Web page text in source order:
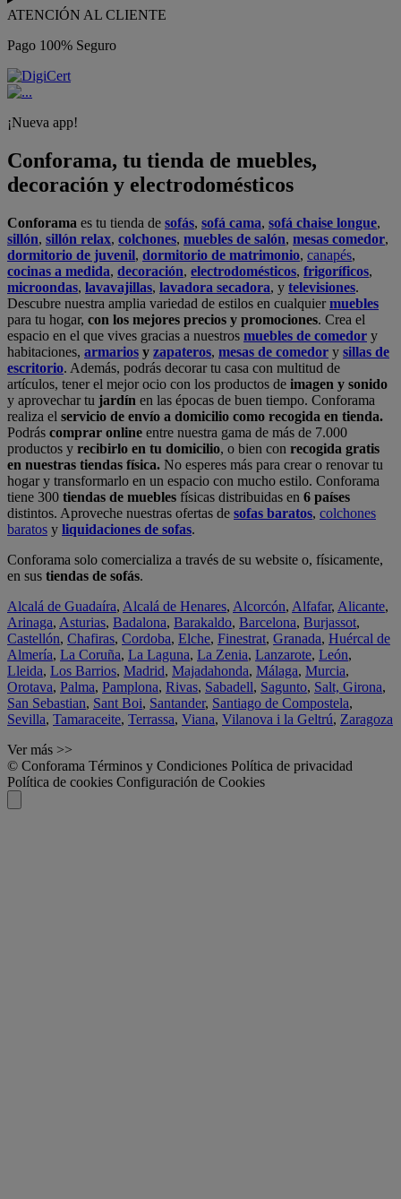
ATENCIÓN AL CLIENTE
Pago 100% Seguro
¡Nueva app!
Conforama, tu tienda de muebles,
decoración y electrodomésticos
Conforama es tu tienda de sofás, sofá cama, sofá chaise longue,
sillón, sillón relax, colchones, muebles de salón, mesas comedor,
dormitorio de juvenil, dormitorio de matrimonio, canapés,
cocinas a medida, decoración, electrodomésticos, frigoríficos,
microondas, lavavajillas, lavadora secadora, y televisiones.
Descubre nuestra amplia variedad de estilos en cualquiermuebles
para tu hogar, con los mejores precios y promociones. Crea el
espacio en el que vives gracias a nuestros muebles de comedor y
habitaciones, armarios y zapateros, mesas de comedor y sillas de
escritorio. Además, podrás decorar tu casa con multitud de
artículos, tener el mejor ocio con los productos de imagen y sonido
y aprovechar tu jardín en las épocas de buen tiempo. Conforama
realiza el servicio de envío a domicilio como recogida en tienda.
Podrás comprar online entre nuestra gama de más de 7.000
productos y recibirlo en tu domicilio, o bien con recogida gratis
en nuestras tiendas física. No esperes más para crear o renovar tu
hogar y transformarlo en un espacio con mucho estilo. Conforama
tiene 300 tiendas de muebles físicas distribuidas en 6 países
distintos. Aproveche nuestras ofertas de sofas baratos, colchones
baratos y liquidaciones de sofas.
Conforama solo comercializa a través de su website o, físicamente,
en sus tiendas de sofás.
Alcalá de Guadaíra, Alcalá de Henares, Alcorcón, Alfafar, Alicante,
Arinaga, Asturias, Badalona, Barakaldo, Barcelona, Burjassot,
Castellón, Chafiras, Cordoba, Elche, Finestrat, Granada, Huércal de
Almería, La Coruña, La Laguna, La Zenia, Lanzarote, León,
Lleida, Los Barrios, Madrid, Majadahonda, Málaga, Murcia,
Orotava, Palma, Pamplona, Rivas, Sabadell, Sagunto, Salt, Girona,
San Sebastian, Sant Boi, Santander, Santiago de Compostela,
Sevilla, Tamaraceite, Terrassa, Viana, Vilanova i la Geltrú, Zaragoza
Ver más >>
© Conforama Términos y Condiciones Política de privacidad
Política de cookies Configuración de Cookies